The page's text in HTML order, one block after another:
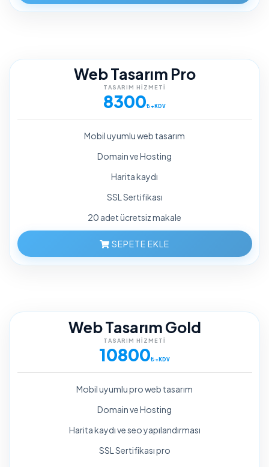
Web Tasarım Pro
TASARIM HIZMETI
8300 +KDV
Mobil uyumlu web tasarım
Domain ve Hosting
Harita kaydı
SSL Sertifikası
20 adet ücretsiz makale
SEPETE EKLE
Web Tasarım Gold
TASARIM HIZMETI
10800 +KDV
Mobil uyumlu pro web tasarım
Domain ve Hosting
Harita kaydı ve seo yapılandırması
SSL Sertifikası pro